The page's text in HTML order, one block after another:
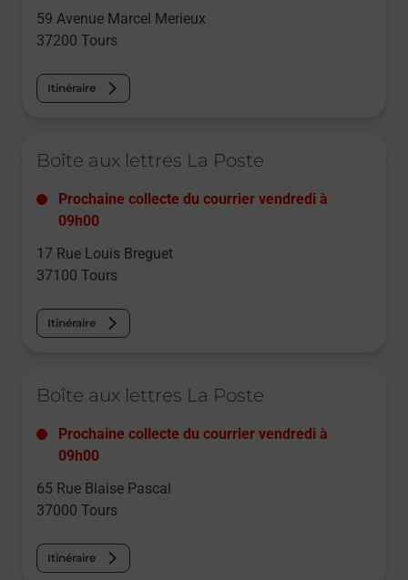
59 Avenue Marcel Merieux
37200 Tours
Itinéraire
Boîte aux lettres La Poste
Prochaine collecte du courrier vendredi à
09h00
17 Rue Louis Breguet
37100 Tours
Itinéraire
Boîte aux lettres La Poste
Prochaine collecte du courrier vendredi à
09h00
65 Rue Blaise Pascal
37000 Tours
Itinéraire